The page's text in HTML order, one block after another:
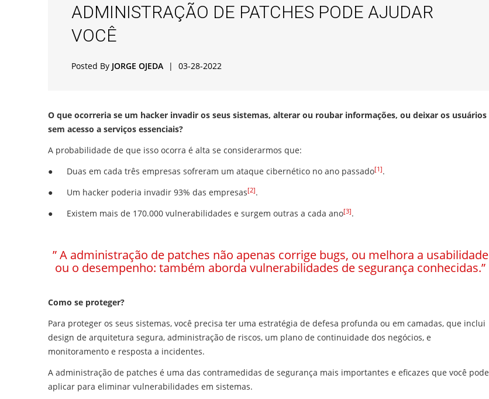
ADMINISTRAÇÃO DE PATCHES PODE AJUDAR
VOCÊ
Posted By JORGE OJEDA | 03-28-2022
O que ocorreria se um hacker invadir os seus sistemas, alterar ou roubar informações, ou deixar os usuários
sem acesso a serviços essenciais?
A probabilidade de que isso ocorra é alta se considerarmos que:
● Duas em cada três empresas sofreram um ataque cibernético no ano passado[1].
● Um hacker poderia invadir 93% das empresas[2].
● Existem mais de 170.000 vulnerabilidades e surgem outras a cada ano[3].
” A administração de patches não apenas corrige bugs, ou melhora a usabilidade
ou o desempenho: também aborda vulnerabilidades de segurança conhecidas.”
Como se proteger?
Para proteger os seus sistemas, você precisa ter uma estratégia de defesa profunda ou em camadas, que inclui
design de arquitetura segura, administração de riscos, um plano de continuidade dos negócios, e
monitoramento e resposta a incidentes.
A administração de patches é uma das contramedidas de segurança mais importantes e eficazes que você pode
aplicar para eliminar vulnerabilidades em sistemas.